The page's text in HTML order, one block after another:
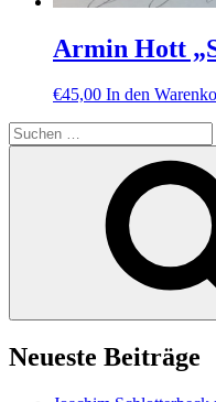
Armin Hott
€45,00 In den
Suche
nach:
Neueste Beiträge